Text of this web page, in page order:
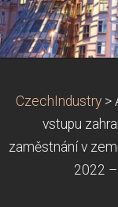
CzechIndustry >
vstupu
zaměstnání v
2022 –